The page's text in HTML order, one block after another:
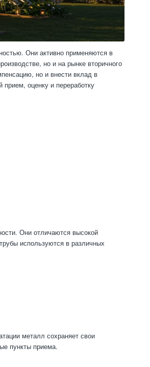
Они активно применяются в
но и на рынке вторичного
но и внести вклад в
оценку и переработку
Они отличаются высокой
используются в различных
металл сохраняет свои
пункты приема.